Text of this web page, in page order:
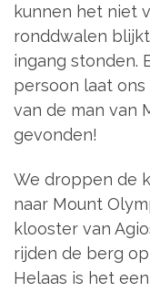
kunnen het niet
ronddwalen
ingang stonden.
persoon laat
van de man van
gevonden!
We droppen de
naar Mount
klooster van
rijden de berg
Helaas is het